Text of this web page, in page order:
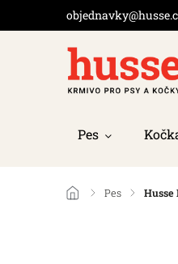
Pes
/ Pes / Husse